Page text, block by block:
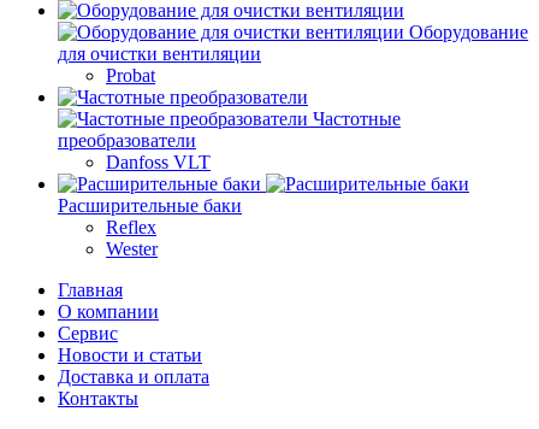
Оборудование
для очистки вентиляции
Probat
Частотные
преобразователи
Danfoss VLT
Расширительные баки
Reflex
Wester
Главная
О компании
Сервис
Новости и статьи
Доставка и оплата
Контакты